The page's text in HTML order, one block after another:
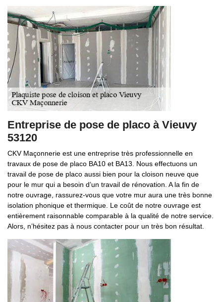
Entreprise de pose de placo à Vieuvy
53120
CKV Maçonnerie est une entreprise très professionnelle en
travaux de pose de placo BA10 et BA13. Nous effectuons un
travail de pose de placo aussi bien pour la cloison neuve que
pour le mur qui a besoin d’un travail de rénovation. A la fin de
notre ouvrage, rassurez-vous que votre mur aura une très bonne
isolation phonique et thermique. Le coût de notre ouvrage est
entièrement raisonnable comparable à la qualité de notre service.
Alors, n’hésitez pas à nous contacter pour un très bon résultat.